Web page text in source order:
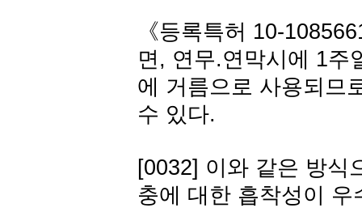
《등록특허 10-
면, 연무.연막시에 1주
에 거름으로 사용되므
수 있다.
[0032] 이와 같은 방식
충에 대한 흡착성이